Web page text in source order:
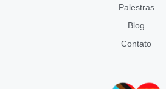
Palestras
Blog
Contato